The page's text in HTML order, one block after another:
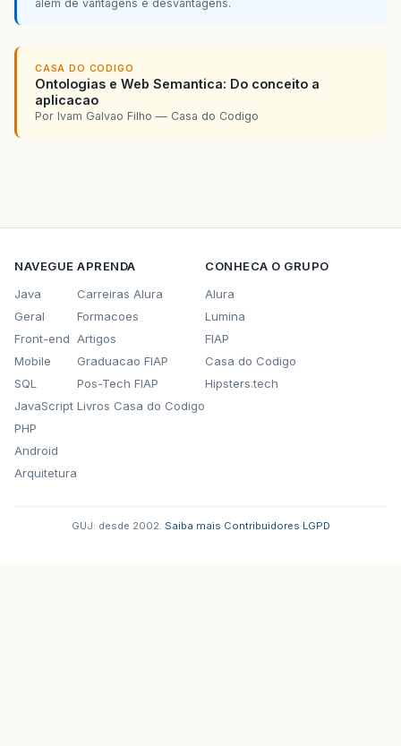
além de vantagens e desvantagens.
CASA DO CODIGO
Ontologias e Web Semantica: Do conceito a
aplicacao
Por Ivam Galvao Filho — Casa do Codigo
NAVEGUE
Java
Geral
Front-end
Mobile
SQL
JavaScript
PHP
Android
Arquitetura
APRENDA
Carreiras Alura
Formacoes
Artigos
Graduacao FIAP
Pos-Tech FIAP
Livros Casa do Codigo
CONHECA O GRUPO
Alura
Lumina
FIAP
Casa do Codigo
Hipsters.tech
GUJ: desde 2002. Saiba mais Contribuidores LGPD